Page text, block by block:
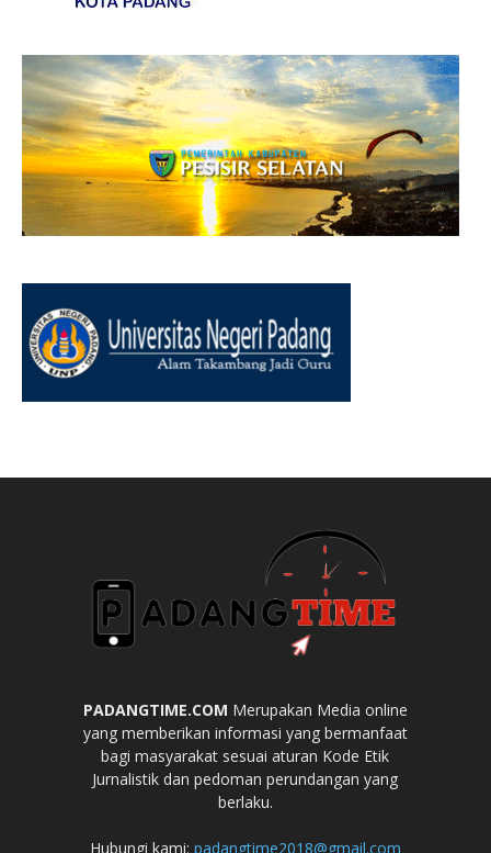
PADANGTIME.COM Merupakan Media online
yang memberikan informasi yang bermanfaat
bagi masyarakat sesuai aturan Kode Etik
Jurnalistik dan pedoman perundangan yang
berlaku.
Hubungi kami: padangtime2018@gmail.com